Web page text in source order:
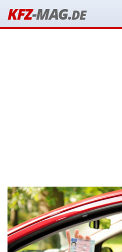
KFZ-MAG.DE